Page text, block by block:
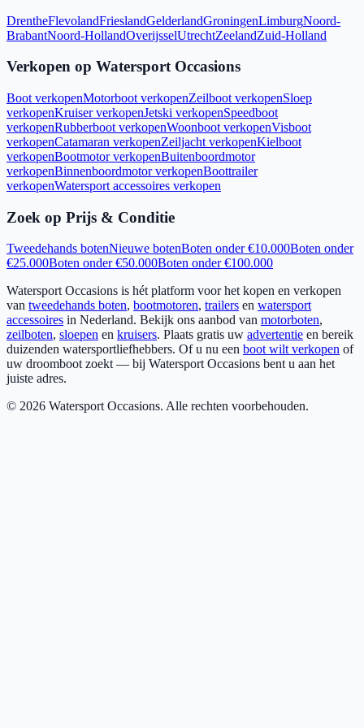
DrentheFlevolandFrieslandGelderlandGroningenLimburgNoord-
BrabantNoord-HollandOverijsselUtrechtZeelandZuid-Holland
Verkopen op Watersport Occasions
Boot verkopenMotorboot verkopenZeilboot verkopenSloep
verkopenKruiser verkopenJetski verkopenSpeedboot
verkopenRubberboot verkopenWoonboot verkopenVisboot
verkopenCatamaran verkopenZeiljacht verkopenKielboot
verkopenBootmotor verkopenBuitenboordmotor
verkopenBinnenboordmotor verkopenBoottrailer
verkopenWatersport accessoires verkopen
Zoek op Prijs & Conditie
Tweedehands botenNieuwe botenBoten onder €10.000Boten onder
€25.000Boten onder €50.000Boten onder €100.000
Watersport Occasions is hét platform voor het kopen en verkopen
van tweedehands boten, bootmotoren, trailers en watersport
accessoires in Nederland. Bekijk ons aanbod van motorboten,
zeilboten, sloepen en kruisers. Plaats gratis uw advertentie en bereik
duizenden watersportliefhebbers. Of u nu een boot wilt verkopen of
uw droomboot zoekt — bij Watersport Occasions bent u aan het
juiste adres.
© 2026 Watersport Occasions. Alle rechten voorbehouden.